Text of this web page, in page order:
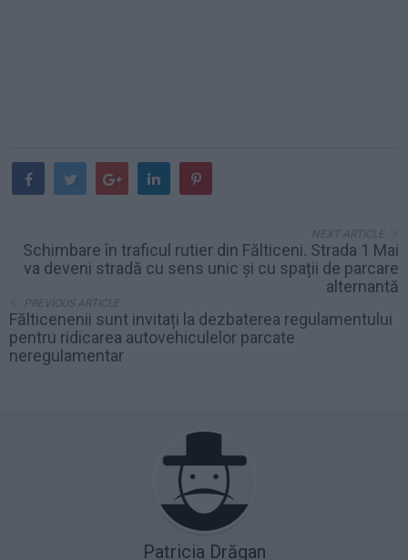
NEXT ARTICLE
Schimbare în traficul rutier din Fălticeni. Strada 1 Mai
va deveni stradă cu sens unic și cu spații de parcare
alternantă
PREVIOUS ARTICLE
Fălticenenii sunt invitați la dezbaterea regulamentului
pentru ridicarea autovehiculelor parcate
neregulamentar
Patricia Drăgan